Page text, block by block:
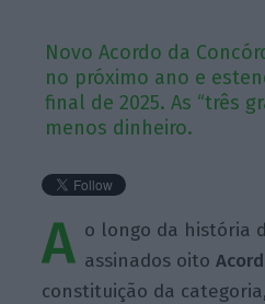
Novo Acordo da
no próximo ano e
final de 2025. As “três
menos dinheiro.
A o longo da história
assinados oito
constituição da